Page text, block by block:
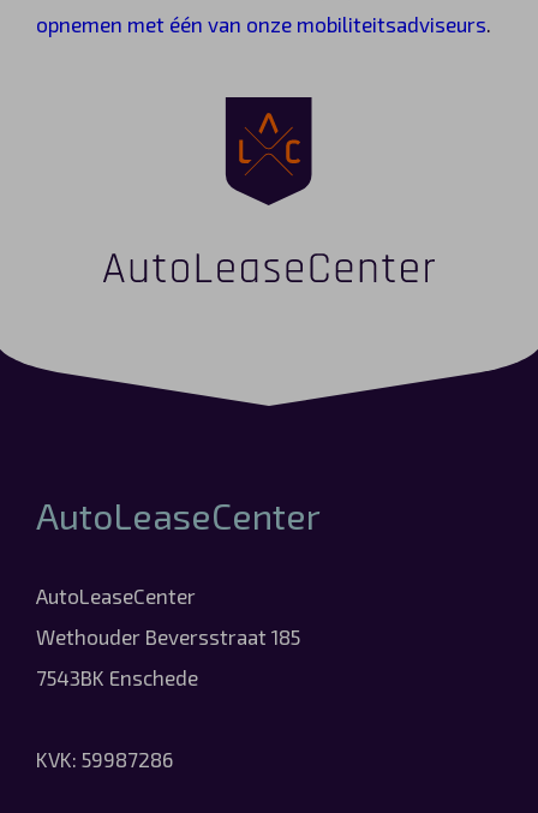
opnemen met één van onze mobiliteitsadviseurs
AutoLeaseCenter
AutoLeaseCenter
Wethouder Beversstraat 185
7543BK Enschede
KVK: 59987286